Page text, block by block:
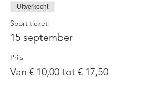
Uitverkocht
Soort ticket
15 september
Prijs
Van € 10,00 tot € 17,50